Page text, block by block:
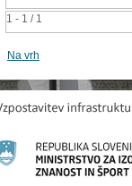
1 - 1 / 1
Na vrh